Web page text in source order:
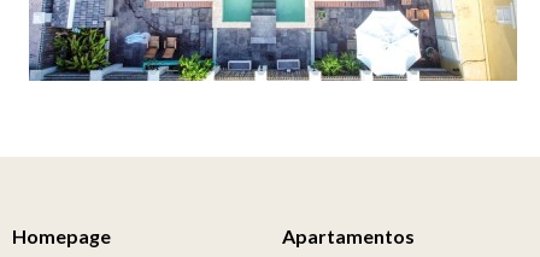
Homepage Apartamentos